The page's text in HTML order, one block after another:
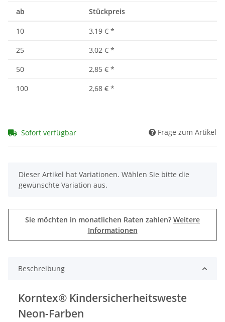
ab Stückpreis
10 3,19 € *
25
3,02 € *
50
2,85 € *
100
2,68 € *
Sofort verfügbar Frage zum Artikel
x
Dieser Artikel hat Variationen. Wählen Sie bitte die
gewünschte Variation aus.
Sie möchten in monatlichen Raten zahlen? Weitere
Informationen
Beschreibung
Korntex® Kindersicherheitsweste
Neon-Farben